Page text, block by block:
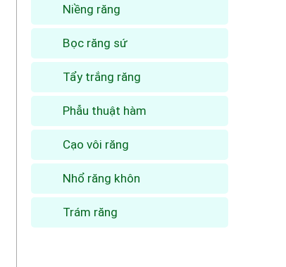
Niềng răng
Bọc răng sứ
Tẩy trắng răng
Phẫu thuật hàm
Cạo vôi răng
Nhổ răng khôn
Trám răng